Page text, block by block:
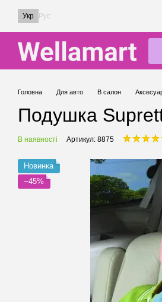
Перейти до основного контенту
Укр Рус
Головна Для авто В салон
Подушка
В наявності Артикул: 8875
Новинка
−45%